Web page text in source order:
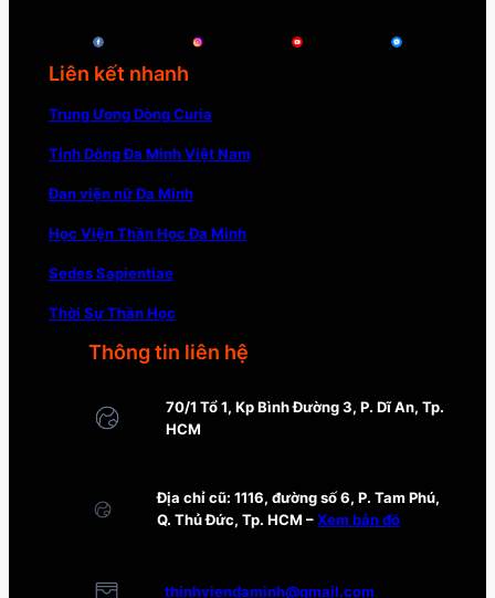
Liên kết nhanh
Trung Ương Dòng Curia
Tỉnh Dòng Đa Minh Việt Nam
Đan viện nữ Đa Minh
Học Viện Thần Học Đa Minh
Sedes Sapientiae
Thời Sự Thần Học
Thông tin liên hệ
70/1 Tổ 1, Kp Bình Đường 3, P. Dĩ An, Tp.
HCM
Địa chỉ cũ: 1116, đường số 6, P. Tam Phú,
Q. Thủ Đức, Tp. HCM –Xem bản đồ
thinhviendaminh@gmail.com